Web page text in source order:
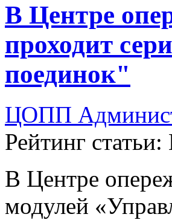
В Центре
проходит
поединок"
ЦОПП
Рейтинг
В Центре
модулей